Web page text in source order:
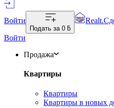
Войти
Подать за 0 ƃ
Войти
Продажа
Квартиры
Квартиры
Квартиры в новых